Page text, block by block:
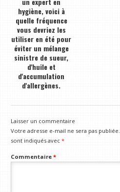
hygiène, voici à
quelle fréquence
vous devriez les
utiliser en été pour
éviter un mélange
sinistre de sueur,
d'huile et
d'accumulation
d'allergènes.
Laisser un commentaire
Votre adresse e-mail ne sera pas publiée.
sont indiqués avec*
Commentaire*